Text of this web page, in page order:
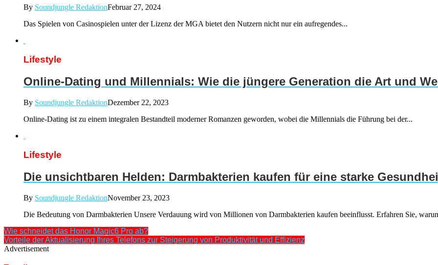
By Soundjungle RedaktionFebruar 27, 2024
Das Spielen von Casinospielen unter der Lizenz der MGA bietet den Nutzern nicht nur ein aufregendes...
Lifestyle
Online-Dating und Millennials: Wie die jüngere Generation die Art und
By Soundjungle RedaktionDezember 22, 2023
Online-Dating ist zu einem integralen Bestandteil moderner Romanzen geworden, wobei die Millennials die Führung bei der...
Lifestyle
Die unsichtbaren Helden: Darmbakterien kaufen für eine starke
By Soundjungle RedaktionNovember 23, 2023
Die Bedeutung von Darmbakterien Unsere Verdauung wird von Millionen von Darmbakterien kaufen beeinflusst. Erfahren Sie,
Wie schneidet das Honor Magic6 Pro ab?
Vorteile der Aktualisierung Ihres Telefons zur Steigerung von Produktivität und Effizienz
Advertisement